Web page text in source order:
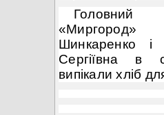
Головний
Шинкаренко
Сергіївна в
випікали хліб